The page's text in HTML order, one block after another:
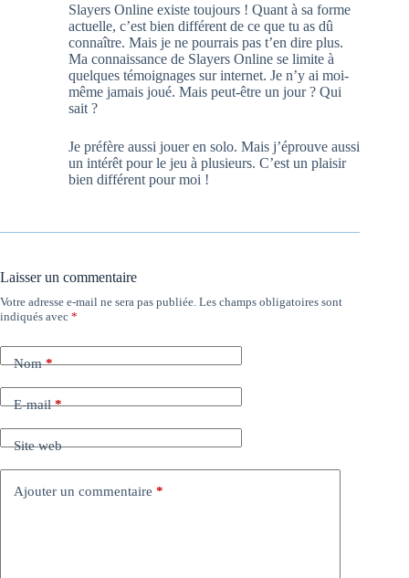
Slayers Online existe toujours ! Quant à sa forme
actuelle, c’est bien différent de ce que tu as dû
connaître. Mais je ne pourrais pas t’en dire plus.
Ma connaissance de Slayers Online se limite à
quelques témoignages sur internet. Je n’y ai moi-
même jamais joué. Mais peut-être un jour ? Qui
sait ?
Je préfère aussi jouer en solo. Mais j’éprouve aussi
un intérêt pour le jeu à plusieurs. C’est un plaisir
bien différent pour moi !
Laisser un commentaire
Votre adresse e-mail ne sera pas publiée. Les champs obligatoires sont
indiqués avec *
Nom*
E-mail*
Site web
Ajouter un commentaire *